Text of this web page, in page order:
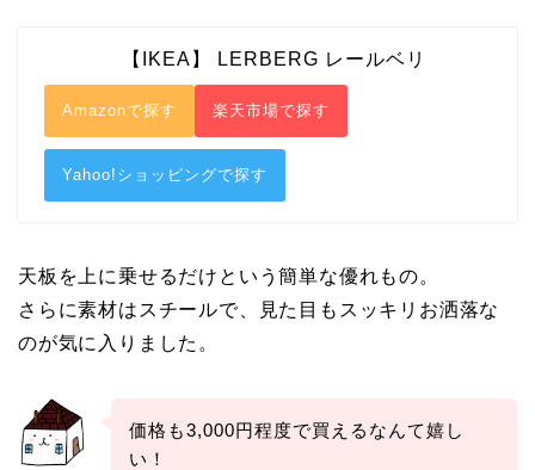
【IKEA】 LERBERG レールベリ
Amazonで探す 楽天市場で探す
Yahoo!ショッピングで探す
天板を上に乗せるだけという簡単な優れもの。
さらに素材はスチールで、見た目もスッキリお洒落な
のが気に入りました。
価格も3,000円程度で買えるなんて嬉し
い！